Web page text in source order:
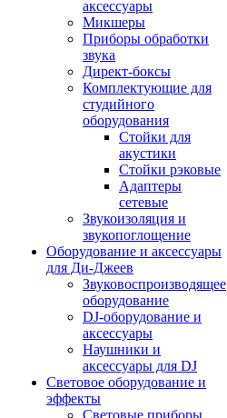
аксессуары
Микшеры
Приборы обработки
звука
Директ-боксы
Комплектующие для
студийного
оборудования
Стойки для
акустики
Стойки рэковые
Адаптеры
сетевые
Звукоизоляция и
звукопоглощение
Оборудование и аксессуары
для Ди-Джеев
Звуковоспроизводящее
оборудование
DJ-оборудование и
аксессуары
Наушники и
аксессуары для DJ
Световое оборудование и
эффекты
Световые приборы